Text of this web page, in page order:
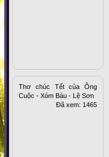
Thơ chúc Tết của Ông
Cuộc - Xóm Bàu - Lệ Sơn
Đã xem: 1465